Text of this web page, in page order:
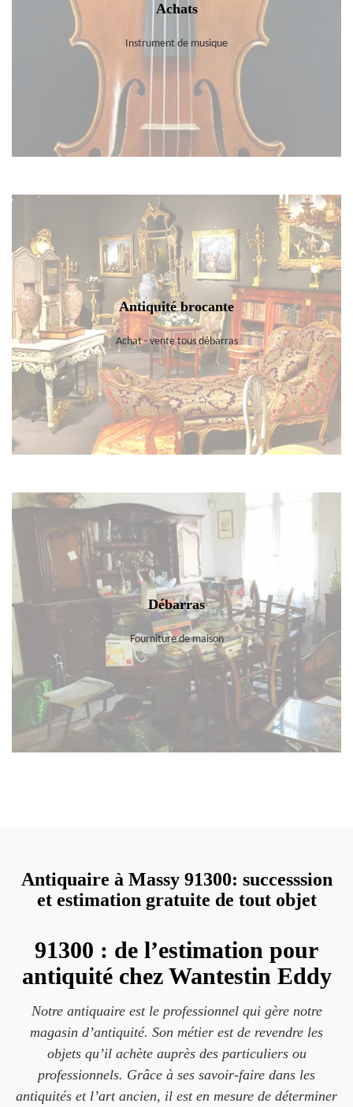
Achats
Instrument de musique
Antiquité brocante
Achat - vente tous débarras
Débarras
Fourniture de maison
Antiquaire à Massy 91300: successsion
et estimation gratuite de tout objet
91300 : de l’estimation pour
antiquité chez Wantestin Eddy
Notre antiquaire est le professionnel qui gère notre
magasin d’antiquité. Son métier est de revendre les
objets qu’il achète auprès des particuliers ou
professionnels. Grâce à ses savoir-faire dans les
antiquités et l’art ancien, il est en mesure de déterminer